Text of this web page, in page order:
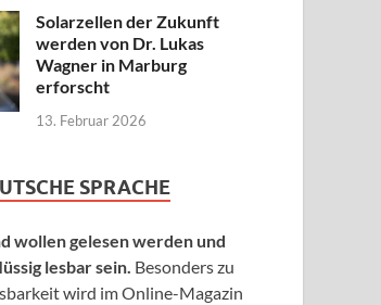
Solarzellen der Zukunft
werden von Dr. Lukas
Wagner in Marburg
erforscht
13. Februar 2026
SPRACHE
wollen gelesen werden und
lesbar sein. Besonders zu
wird im Online-Magazin